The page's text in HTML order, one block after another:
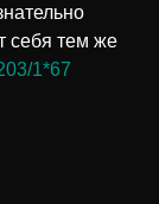
себя тем же
1*67